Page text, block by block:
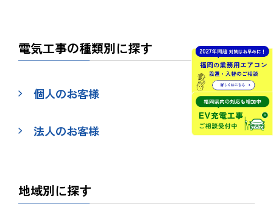
電気工事の種類別に探す
個人のお客様
法人のお客様
地域別に探す